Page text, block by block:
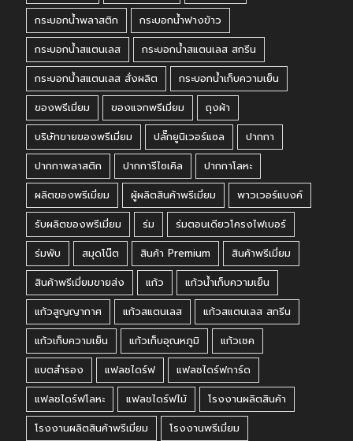
กระบอกน้ำพลาสติก
กระบอกน้ำฟางข้าว
กระบอกน้ำสแตนเลส
กระบอกน้ำสแตนเลส สกรีน
กระบอกน้ำสแตนเลส สั่งผลิต
กระบอกน้ำเก็บความเย็น
ของพรีเมี่ยม
ของแจกพรีเมี่ยม
ถุงผ้า
บริษัทขายของพรีเมี่ยม
ปลั๊กยูนิเวอร์แซล
ปากกา
ปากกาพลาสติก
ปากการีไซเคิล
ปากกาโลหะ
ผลิตของพรีเมี่ยม
ผู้ผลิตสินค้าพรีเมี่ยม
พาวเวอร์แบงค์
รับผลิตของพรีเมี่ยม
ร่ม
ร่มตอนเดียวโครงไฟเบอร์
ร่มพับ
สมุดโน๊ต สินค้า Premium
สินค้าพรีเมี่ยม
สินค้าพรีเมี่ยมขายส่ง
แก้ว
แก้วน้ำเก็บความเย็น
แก้วสูญญากาศ
แก้วสแตนเลส
แก้วสแตนเลส สกรีน
แก้วเก็บความเย็น
แก้วเก็บอุณหภูมิ
แก้วเชค
แบตสำรอง
แฟลชไดร์ฟ
แฟลชไดร์ฟการ์ด
แฟลชไดร์ฟโลหะ
แฟลชไดร์ฟไม้
โรงงานผลิตสินค้า
โรงงานผลิตสินค้าพรีเมี่ยม
โรงงานพรีเมี่ยม